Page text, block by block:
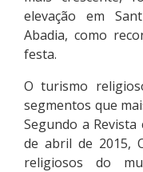
elevação em
Abadia, como
festa.
O turismo
segmentos que
Segundo a Revista
de abril de 2015,
religiosos do